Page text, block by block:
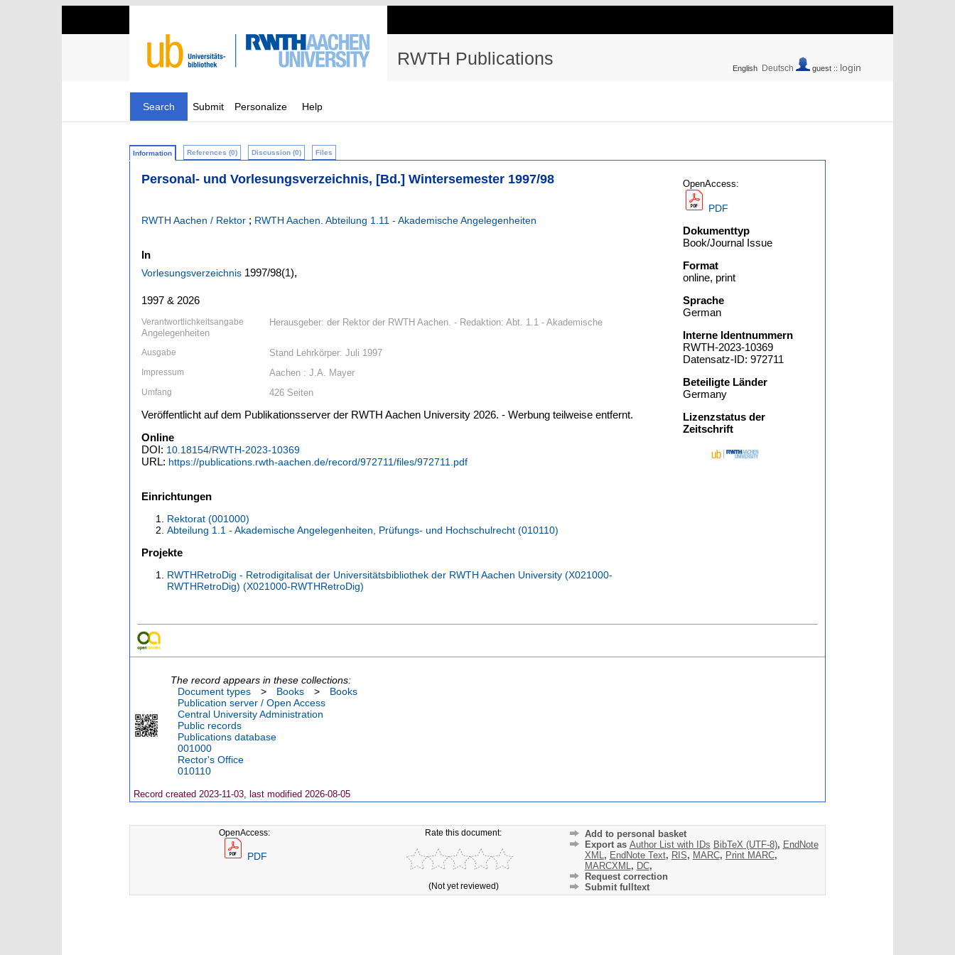
RWTH Publications English Deutsch guest :: login
Search Submit Personalize Help
Information References (0) Discussion (0) Files
Personal- und Vorlesungsverzeichnis, [Bd.] Wintersemester 1997/98
RWTH Aachen / Rektor ; RWTH Aachen. Abteilung 1.11 - Akademische Angelegenheiten
In
Vorlesungsverzeichnis 1997/98(1),
1997 & 2026
Verantwortlichkeitsangabe
Herausgeber: der Rektor der RWTH Aachen. - Redaktion: Abt. 1.1 - Akademische
Angelegenheiten
Ausgabe Stand Lehrkörper: Juli 1997
Impressum Aachen : J.A. Mayer
Umfang 426 Seiten
Veröffentlicht auf dem Publikationsserver der RWTH Aachen University 2026. - Werbung teilweise entfernt.
Online
DOI: 10.18154/RWTH-2023-10369
URL: https://publications.rwth-aachen.de/record/972711/files/972711.pdf
Einrichtungen
Rektorat (001000)
Abteilung 1.1 - Akademische Angelegenheiten, Prüfungs- und Hochschulrecht (010110)
Projekte
RWTHRetroDig - Retrodigitalisat der Universitätsbibliothek der RWTH Aachen University (X021000-
RWTHRetroDig) (X021000-RWTHRetroDig)
OpenAccess:
PDF
Dokumenttyp
Book/Journal Issue
Format
online, print
Sprache
German
Interne Identnummern
RWTH-2023-10369
Datensatz-ID: 972711
Beteiligte Länder
Germany
Lizenzstatus der
Zeitschrift
The record appears in these collections:
Document types
> Books >
Books
Publication server / Open Access
Central University Administration
Public records
Publications database
001000
Rector's Office
010110
Record created 2023-11-03, last modified 2026-08-05
OpenAccess:
PDF
Rate this document:
(Not yet reviewed)
Add to personal basket
Export as Author List with IDs BibTeX (UTF-8), EndNote
XML , EndNote Text, RIS, MARC, Print MARC,
MARCXML , DC,
Request correction
Submit fulltext